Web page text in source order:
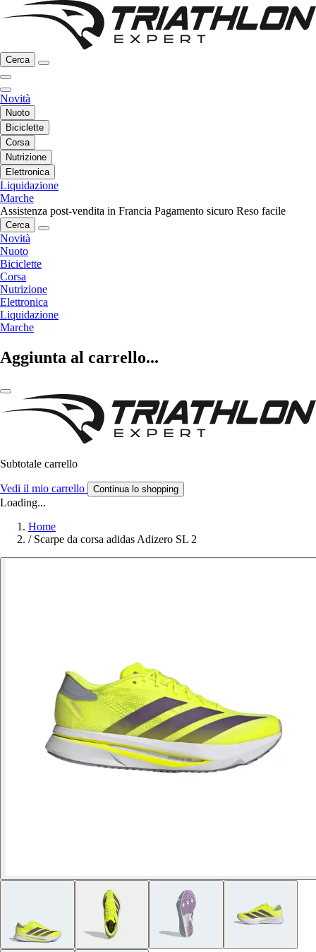
Cerca
Novità
Nuoto
Biciclette
Corsa
Nutrizione
Elettronica
Liquidazione
Marche
Assistenza post-vendita in Francia Pagamento sicuro Reso facile
Cerca
Novità
Nuoto
Biciclette
Corsa
Nutrizione
Elettronica
Liquidazione
Marche
Aggiunta al carrello...
Subtotale carrello
Vedi il mio carrello Continua lo shopping
Loading...
Home
/ Scarpe da corsa adidas Adizero SL 2